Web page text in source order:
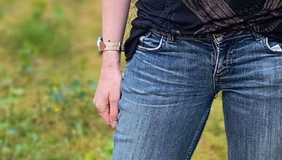
Inhalte des Video-Tutorials